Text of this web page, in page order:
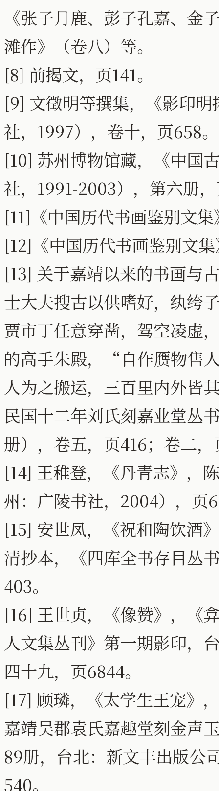
《张子月鹿、彭子孔嘉、金
滩作》（卷八）等。
[8] 前揭文，页141。
[9] 文徵明等撰集，《影印
社，1997），卷十，页658。
[10] 苏州博物馆藏，《中国
社，1991-2003），第六册
[11]《中国历代书画鉴别文
[12]《中国历代书画鉴别文
[13] 关于嘉靖以来的书画与
士大夫搜古以供嗜好，纨绔
贾市丁任意穿凿，驾空凌虚
的高手朱殿，“自作赝物售
人为之搬运，三百里内外皆
民国十二年刘氏刻嘉业堂丛
册），卷五，页416；卷二，
[14] 王稚登，《丹青志》，
州：广陵书社，2004），页
[15] 安世凤，《祝和陶饮酒
清抄本，《四库全书存目丛
403。
[16] 王世贞，《像赞》，《
人文集丛刊》第一期影印，
四十九，页6844。
[17] 顾璘，《太学生王宠》
嘉靖吴郡袁氏嘉趣堂刻金声
89册，台北：新文丰出版公
540。